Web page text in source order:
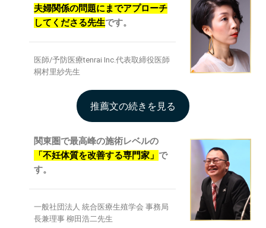
夫婦関係の問題にまでアプローチ
してくださる先生です。
医師/予防医療tenrai Inc.代表取締役医師
桐村里紗先生
推薦文の続きを見る
関東圏で最高峰の施術レベルの
「不妊体質を改善する専門家」 で
す。
一般社団法人 統合医療生殖学会 事務局
長兼理事 柳田浩二先生